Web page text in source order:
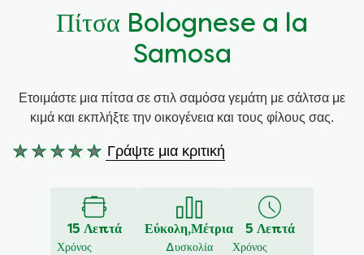
Συνταγές από την Μαργαρίτα Νικολαΐδη
Πίτσα Bolognese a la
Samosa
Ετοιμάστε μια πίτσα σε στιλ σαμόσα γεμάτη με σάλτσα με
κιμά και εκπλήξτε την οικογένεια και τους φίλους σας.
Δεν
αξιολογήσεις
Γράψτε μια κριτική
15 Λεπτά
Χρόνος
Εύκολη,Μέτρια
Δυσκολία
5 Λεπτά
Χρόνος